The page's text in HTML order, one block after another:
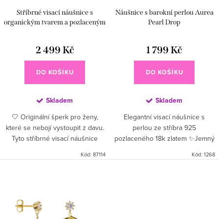
Stříbrné visací náušnice s
organickým tvarem a pozlaceným
2 499 Kč
DO KOŠÍKU
Skladem
🤍 Originální šperk pro ženy,
které se nebojí vystoupit z davu.
Tyto stříbrné visací náušnice
Kód: 87114
Náušnice s barokní perlou Aurea
Pearl Drop
1 799 Kč
DO KOŠÍKU
Skladem
Elegantní visací náušnice s
perlou ze stříbra 925
pozlaceného 18k zlatem ✨Jemný
Kód: 1268